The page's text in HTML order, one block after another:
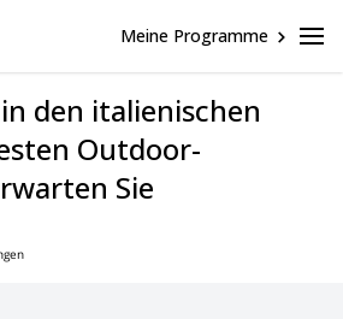
Meine Programme
den italienischen
Outdoor-
Sie